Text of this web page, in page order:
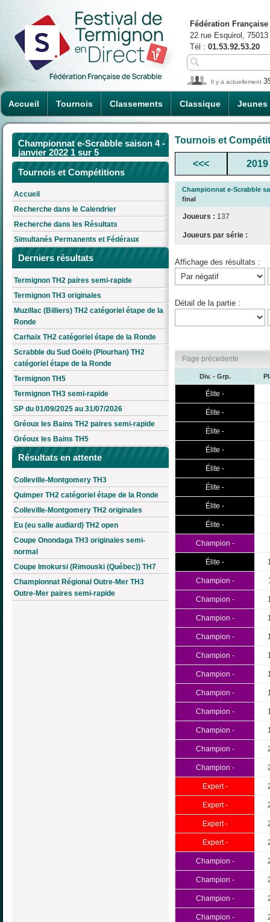
Accueil Tournois Classements Classique Jeunes
Fédération
22 rue Esquirol,
Tél : 01.53.92.53.20
Il y a actuellement
Championnat e-Scrabble saison 4 -
janvier 2022 1 sur 5
Tournois et Compétitions
Accueil
Recherche dans le Calendrier
Recherche dans les Résultats
Simultanés Permanents et Fédéraux
Derniers résultats
Termignon TH2 paires semi-rapide
Termignon TH3 originales
Muzillac (Billiers) TH2 catégoriel étape de la
Ronde
Carhaix TH2 catégoriel étape de la Ronde
Scrabble du Sud Goëlo (Plourhan) TH2
catégoriel étape de la Ronde
Termignon TH5
Termignon TH3 semi-rapide
SP du 01/09/2025 au 31/07/2026
Gréoux les Bains TH2 paires semi-rapide
Gréoux les Bains TH5
Résultats en attente
Colleville-Montgomery TH3
Quimper TH2 catégoriel étape de la Ronde
Colleville-Montgomery TH2 originales
Eu (eu salle audiard) TH2 open
Coupe Onondaga TH3 originales semi-
normal
Coupe Imokursi (Rimouski (Québec)) TH7
Championnat Régional Outre-Mer TH3
Outre-Mer paires semi-rapide
Tournois et
<<< 2019
Championnat e-Scrabble
final
Joueurs : 137
Joueurs par série :
Affichage des résultats :
Détail de la partie :
Page précedente
Div. - Grp.
Élite -
Élite -
Élite -
Élite -
Élite -
Élite -
Élite -
Élite -
Champion -
Élite -
Champion -
Champion -
Champion -
Champion -
Champion -
Champion -
Champion -
Champion -
Champion -
Champion -
Champion -
Expert -
Expert -
Expert -
Expert -
Champion -
Champion -
Champion -
Champion -